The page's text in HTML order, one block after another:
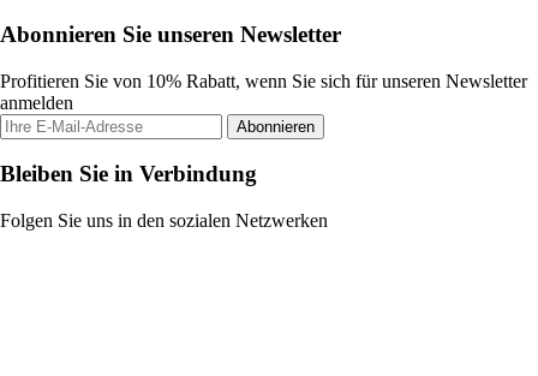
Abonnieren Sie unseren Newsletter
Profitieren Sie von 10% Rabatt, wenn Sie sich für unseren Newsletter
anmelden
Abonnieren
Bleiben Sie in Verbindung
Folgen Sie uns in den sozialen Netzwerken